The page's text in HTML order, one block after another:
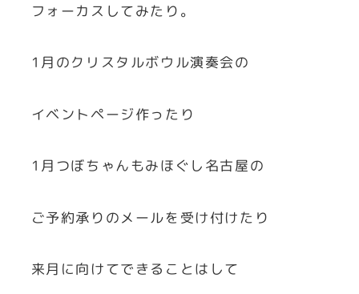
フォーカスしてみたり。
1月のクリスタルボウル演奏会の
イベントページ作ったり
1月つぼちゃんもみほぐし名古屋の
ご予約承りのメールを受け付けたり
来月に向けてできることはして